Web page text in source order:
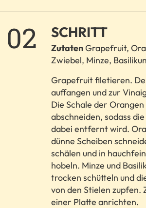
2.
SCHRITT
ZutatenGrapefruit,
Zwiebel, Minze,
Grapefruit filetieren.
auffangen und zur
Die Schale der
abschneiden, sodass
dabei entfernt wird.
dünne Scheiben
schälen und in
hobeln. Minze und
trocken schütteln und
von den Stielen zupfen.
einer Platte anrichten.